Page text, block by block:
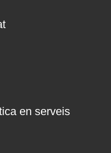
en serveis